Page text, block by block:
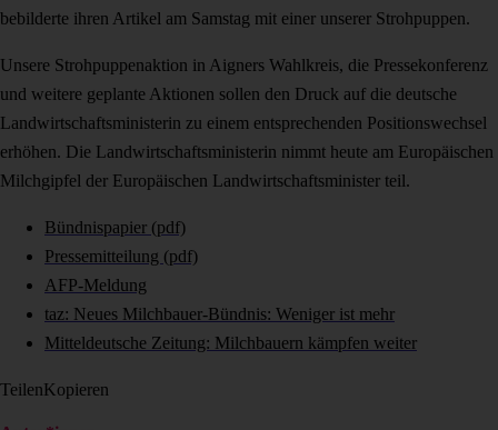
bebilderte ihren Artikel am Samstag mit einer unserer Strohpuppen.
Unsere Strohpuppenaktion in Aigners Wahlkreis, die Pressekonferenz
und weitere geplante Aktionen sollen den Druck auf die deutsche
Landwirtschaftsministerin zu einem entsprechenden Positionswechsel
erhöhen. Die Landwirtschaftsministerin nimmt heute am Europäischen
Milchgipfel der Europäischen Landwirtschaftsminister teil.
Bündnispapier (pdf)
Pressemitteilung (pdf)
AFP-Meldung
taz: Neues Milchbauer-Bündnis: Weniger ist mehr
Mitteldeutsche Zeitung: Milchbauern kämpfen weiter
TeilenKopieren